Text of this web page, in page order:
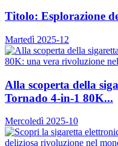
Titolo: Esplorazione
Martedì 2025-12
Alla scoperta della
Tornado 4-in-1 80K...
Mercoledì 2025-10